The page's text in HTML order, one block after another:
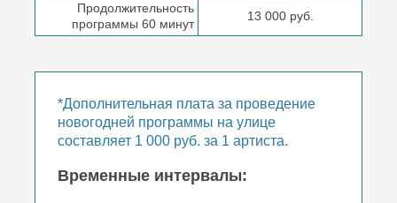
Продолжительность
программы 60 минут
13 000 руб.
*Дополнительная плата за проведение
новогодней программы на улице
составляет 1 000 руб. за 1 артиста.
Временные интервалы: